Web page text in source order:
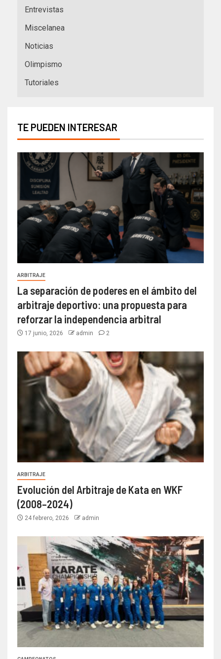
Entrevistas
Miscelanea
Noticias
Olimpismo
Tutoriales
TE PUEDEN INTERESAR
ARBITRAJE
La separación de poderes en el ámbito del
arbitraje deportivo: una propuesta para
reforzar la independencia arbitral
17 junio, 2026 admin 2
ARBITRAJE
Evolución del Arbitraje de Kata en WKF
(2008–2024)
24 febrero, 2026 admin